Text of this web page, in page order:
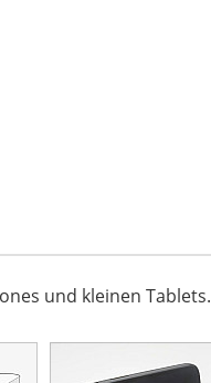
und kleinen Tablets.